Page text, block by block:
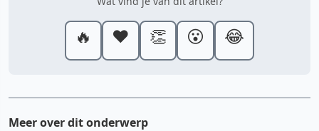
🔥 ❤️ 👏 😮 😂
Meer over dit onderwerp